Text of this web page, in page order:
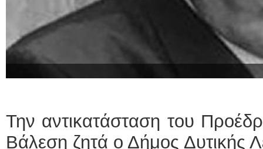
Την αντικατάσταση του
Βάλεση ζητά ο Δήμος Δυτικής